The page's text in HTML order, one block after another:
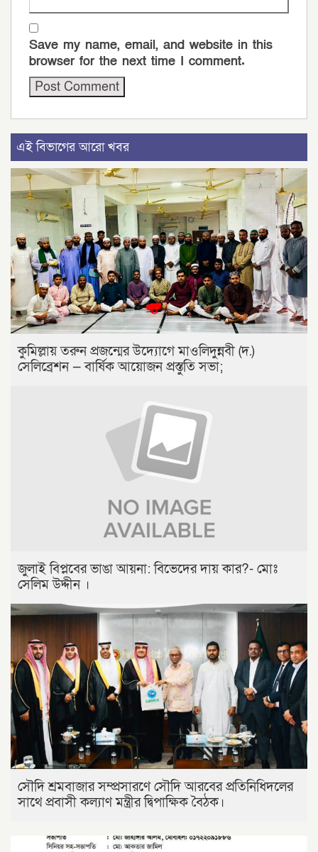
Save my name, email, and website in this
browser for the next time I comment.
এই বিভাগের আরো খবর
কুমিল্লায় তরুন প্রজন্মের উদ্যোগে মাওলিদুন্নবী (দ.)
সেলিব্রেশন — বার্ষিক আয়োজন প্রস্তুতি সভা;
জুলাই বিপ্লবের ভাঙা আয়না: বিভেদের দায় কার?- মোঃ
সেলিম উদ্দীন ।
সৌদি শ্রমবাজার সম্প্রসারণে সৌদি আরবের প্রতিনিধিদলের
সাথে প্রবাসী কল্যাণ মন্ত্রীর দ্বিপাক্ষিক বৈঠক।